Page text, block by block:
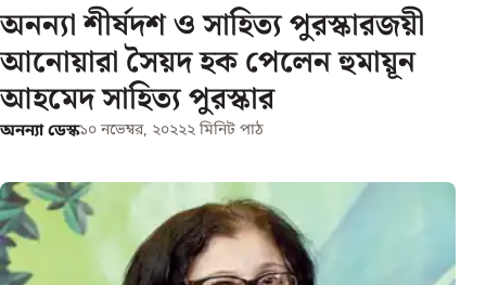
অনন্যা শীর্ষদশ ও সাহিত্য পুরস্কারজয়ী
আনোয়ারা সৈয়দ হক পেলেন হুমায়ূন
আহমেদ সাহিত্য পুরস্কার
অনন্যা ডেস্ক১০ নভেম্বর, ২০২২২ মিনিট পাঠ